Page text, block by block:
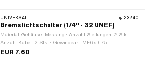
UNIVERSAL 23240
Bremslichtschalter (1/4" - 32 UNEF)
Material Gehäuse: Messing · Anzahl Stellungen: 2 Stk. ·
Anzahl Kabel: 2 Stk. · Gewindeart: MF6x0.75
(Feingewinde) · Gesamtlänge: 36 mm
EUR 7.60